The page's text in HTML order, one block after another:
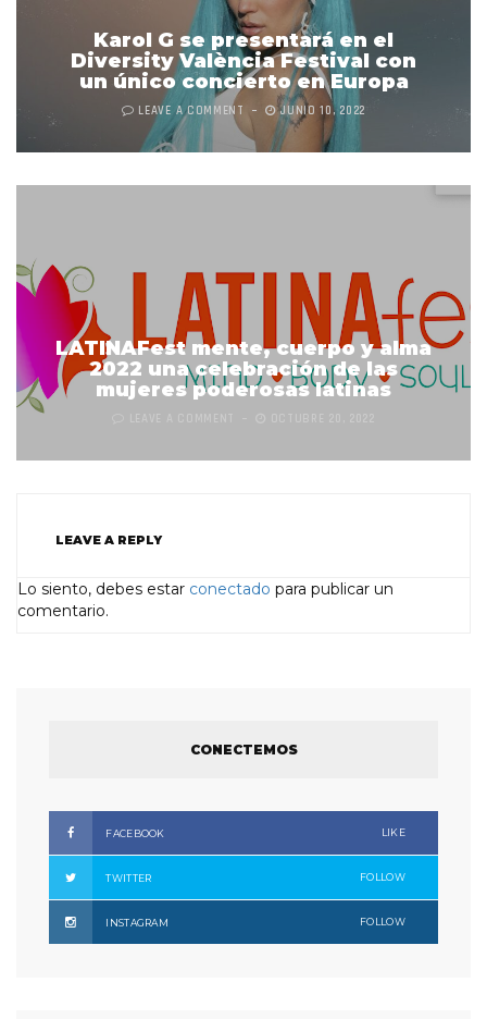
Karol G se presentará en el
Diversity València Festival con
un único concierto en Europa
LEAVE A COMMENT JUNIO 10, 2022
LATINAFest mente, cuerpo y alma
2022 una celebración de las
mujeres poderosas latinas
LEAVE A REPLY
Lo siento, debes estar conectado para publicar un
comentario.
CONECTEMOS
FACEBOOK LIKE
TWITTER FOLLOW
INSTAGRAM FOLLOW